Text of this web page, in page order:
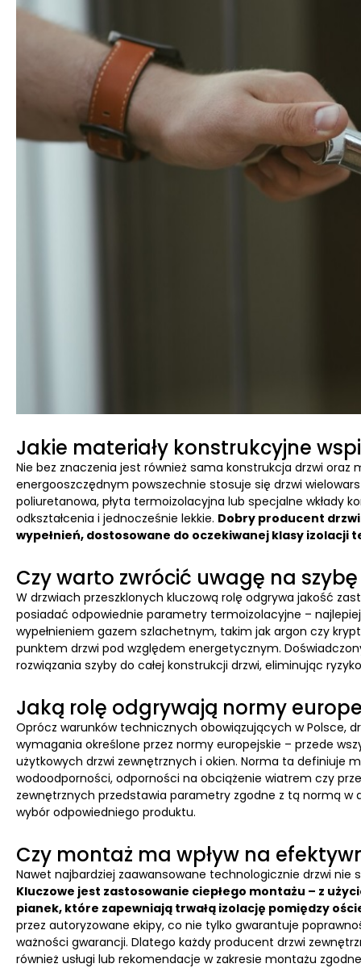
Jakie materiały konstrukcyjne
Nie bez znaczenia jest również sama konstrukcja drzwi oraz
energooszczędnym powszechnie stosuje się drzwi
poliuretanowa, płyta termoizolacyjna lub specjalne wkłady
odkształcenia i jednocześnie lekkie. Dobry producent
wypełnień, dostosowane do oczekiwanej klasy
Czy warto zwrócić uwagę na
W drzwiach przeszklonych kluczową rolę odgrywa jakość
posiadać odpowiednie parametry termoizolacyjne –
wypełnieniem gazem szlachetnym, takim jak argon czy
punktem drzwi pod względem energetycznym.
rozwiązania szyby do całej konstrukcji drzwi, eliminując
Jaką rolę odgrywają normy
Oprócz warunków technicznych obowiązujących w Polsce,
wymagania określone przez normy europejskie – przede
użytkowych drzwi zewnętrznych i okien. Norma ta definiuje
wodoodporności, odporności na obciążenie wiatrem czy
zewnętrznych przedstawia parametry zgodne z tą normą w
wybór odpowiedniego produktu.
Czy montaż ma wpływ na
Nawet najbardziej zaawansowane technologicznie drzwi nie
Kluczowe jest zastosowanie ciepłego montażu – z
pianek, które zapewniają trwałą izolację pomiędzy
przez autoryzowane ekipy, co nie tylko gwarantuje
ważności gwarancji. Dlatego każdy producent drzwi
również usługi lub rekomendacje w zakresie montażu